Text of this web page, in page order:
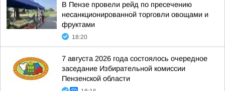
В Пензе провели рейд по пресечению
несанкционированной торговли овощами и
фруктами
18:20
7 августа 2026 года состоялось очередное
заседание Избирательной комиссии
Пензенской области